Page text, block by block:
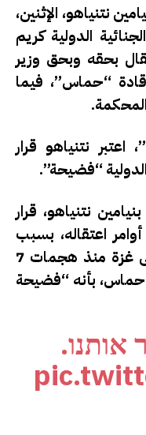
نتنياهو، الإثنين،
الدولية كريم
بحقه وبحق وزير
جالانت، و3 من قادة “حماس”، فيما
المحكمة.
نتنياهو قرار
“فضيحة”.
نتنياهو، قرار
اعتقاله، بسبب
الهجوم العسكري الإسرائيلي على غزة منذ هجمات 7
حماس، بأنه “فضيحة
אותנו.